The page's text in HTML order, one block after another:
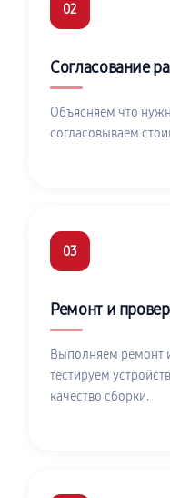
02
Согласование
Объясняем что
согласовываем
03
Ремонт и
Выполняем ремонт
тестируем
качество сборки.